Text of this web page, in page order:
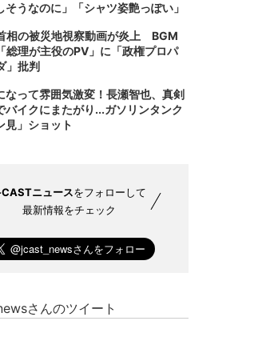
そうなのに」「シャツ姿艶っぽい」
相の被災地視察動画が炎上 BGM
総理が主役のPV」に「政権プロパ
」批判
なって雰囲気激変！長瀬智也、真剣
バイクにまたがり...ガソリンタンク
見」ショット
ニュースをフォローして
最新情報をチェック
さんのツイート